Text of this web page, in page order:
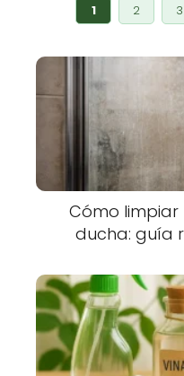
1 2 3
Cómo
ducha: guía